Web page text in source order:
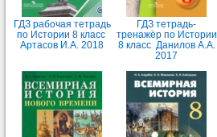
ГДЗ рабочая тетрадь
по Истории 8 класс
Артасов И.А. 2018
ГДЗ тетрадь-
тренажёр по Истории
8 класс Данилов А.А.
2017